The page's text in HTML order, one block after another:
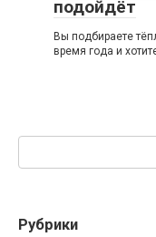
подойдёт
Вы подбираете
время года и
Рубрики